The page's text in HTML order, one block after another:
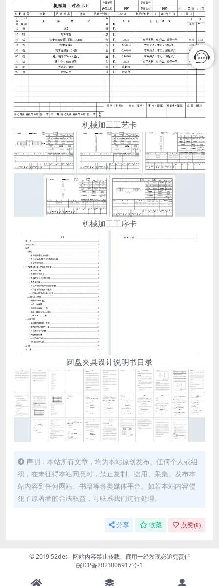
机械加工工艺卡
机械加工工序卡
圆盘夹具设计说明书目录
声明：本站所有文章，均为本站原创发布。任何个人或组
织，在未征得本站同意时，禁止复制、盗用、采集、发布本
站内容到任何网站、书籍等各类媒体平台。如若本站内容侵
犯了原著者的合法权益，可联系我们进行处理。
分享 收藏 点赞(0)
© 2019 52des - 网站内容禁止转载、商用一经发现必追究责任
皖ICP备2023006917号-1